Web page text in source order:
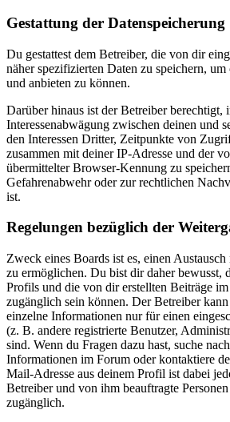
Gestattung der Datenspeicherung
Du gestattest dem Betreiber, die von dir
näher spezifizierten Daten zu speichern, um
und anbieten zu können.
Darüber hinaus ist der Betreiber berechtigt,
Interessenabwägung zwischen deinen und
den Interessen Dritter, Zeitpunkte von
zusammen mit deiner IP-Adresse und der
übermittelter Browser-Kennung zu
Gefahrenabwehr oder zur rechtlichen
ist.
Regelungen bezüglich der
Zweck eines Boards ist es, einen Austausch
zu ermöglichen. Du bist dir daher bewusst,
Profils und die von dir erstellten Beiträge
zugänglich sein können. Der Betreiber
einzelne Informationen nur für einen
(z. B. andere registrierte Benutzer,
sind. Wenn du Fragen dazu hast, suche
Informationen im Forum oder kontaktiere
Mail-Adresse aus deinem Profil ist dabei
Betreiber und von ihm beauftragte
zugänglich.